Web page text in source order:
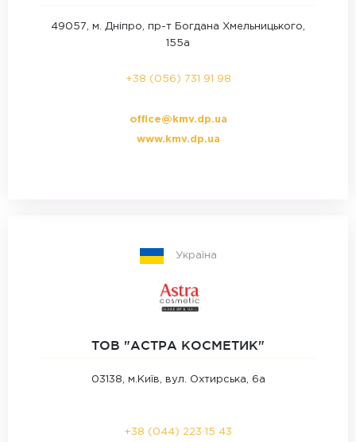
49057, м. Дніпро, пр-т Богдана Хмельницького,
155а
+38 (056) 731 91 98
office@kmv.dp.ua
www.kmv.dp.ua
Україна
ТОВ "АСТРА КОСМЕТИК"
03138, м.Київ, вул. Охтирська, 6а
+38 (044) 223 15 43